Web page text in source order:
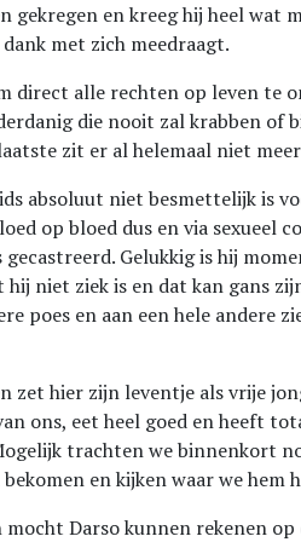
gekregen en kreeg hij heel
met zich meedraagt.
direct alle rechten op leven te
die nooit zal krabben of
zit er al helemaal niet
absoluut niet besmettelijk is
op bloed dus en via sexueel
Gelukkig is hij
niet ziek is en dat kan gans
poes en aan een hele andere
zet hier zijn leventje als vrije
ons, eet heel goed en heeft
trachten we binnenkort
en kijken waar we hem
Darso kunnen rekenen